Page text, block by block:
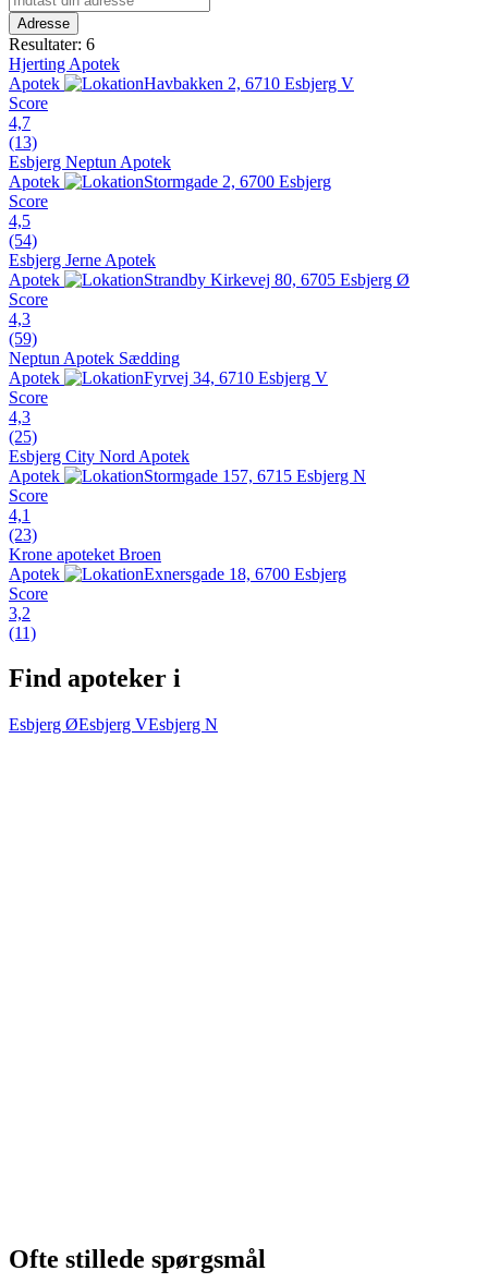
Adresse
Resultater: 6
Hjerting Apotek
Apotek
Havbakken 2, 6710 Esbjerg V
Score
4,7
(13)
Esbjerg Neptun Apotek
Apotek
Stormgade 2, 6700 Esbjerg
Score
4,5
(54)
Esbjerg Jerne Apotek
Apotek
Strandby Kirkevej 80, 6705 Esbjerg Ø
Score
4,3
(59)
Neptun Apotek Sædding
Apotek
Fyrvej 34, 6710 Esbjerg V
Score
4,3
(25)
Esbjerg City Nord Apotek
Apotek
Stormgade 157, 6715 Esbjerg N
Score
4,1
(23)
Krone apoteket Broen
Apotek
Exnersgade 18, 6700 Esbjerg
Score
3,2
(11)
Find apoteker i
Esbjerg ØEsbjerg VEsbjerg N
Ofte stillede spørgsmål